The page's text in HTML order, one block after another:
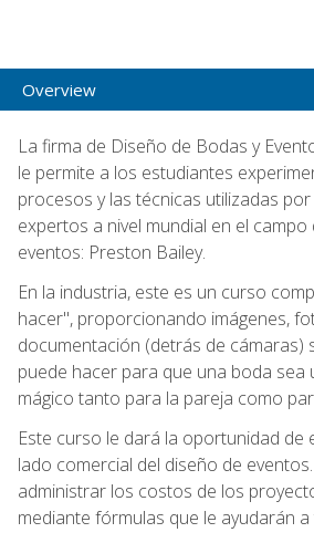
Overview
La firma de Diseño de Bodas y
le permite a los estudiantes
procesos y las técnicas utilizadas
expertos a nivel mundial en el campo
eventos: Preston Bailey.
En la industria, este es un curso
hacer", proporcionando imágenes,
documentación (detrás de cámaras)
puede hacer para que una boda sea
mágico tanto para la pareja como
Este curso le dará la oportunidad de
lado comercial del diseño de
administrar los costos de los
mediante fórmulas que le ayudarán